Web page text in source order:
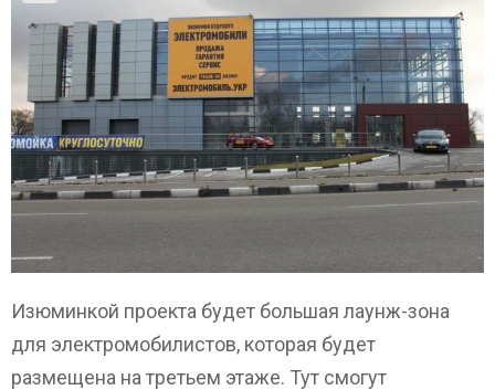
Изюминкой проекта будет большая лаунж-зона
для электромобилистов, которая будет
размещена на третьем этаже. Тут смогут